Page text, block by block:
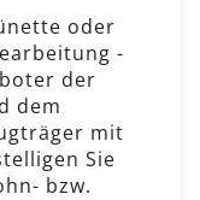
oder
-
der
dem
mit
Sie
bzw.